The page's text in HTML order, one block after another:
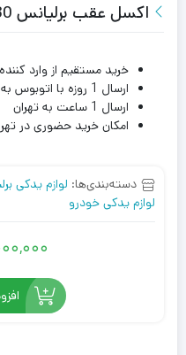
اکسل عقب برلیانس H330 اصلی
خرید مستقیم از وارد کننده
ارسال 1 روزه با اتوبوس به سراسر ایران
ارسال 1 ساعت به تهران
امکان خرید حضوری در
دسته‌بندی‌ها: لوازم یدکی
لوازم یدکی خودرو